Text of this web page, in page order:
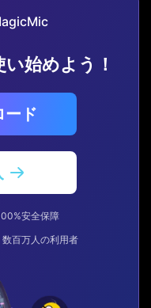
始めよう！
ード
安全保障
数百万人の利用者